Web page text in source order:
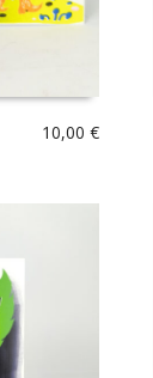
10,00€